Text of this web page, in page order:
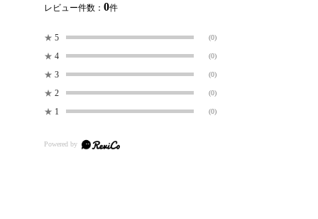
レビュー件数： 0件
★ 5 (0)
★ 4 (0)
★ 3 (0)
★ 2 (0)
★ 1 (0)